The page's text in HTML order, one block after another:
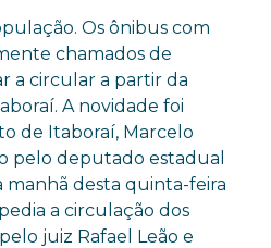
Os ônibus com
chamados de
a circular a partir da
A novidade foi
de Itaboraí, Marcelo
pelo deputado estadual
manhã desta quinta-feira
a circulação dos
juiz Rafael Leão e